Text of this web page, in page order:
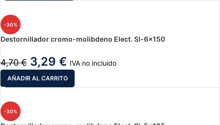
-30%
Destornillador cromo-molibdeno Elect. Sl-6×150
4,70€ 3,29 € IVA no incluido
AÑADIR AL CARRITO
-30%